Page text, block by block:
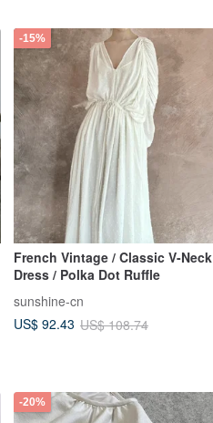
-15%
French Vintage / Classic V-Neck
Dress / Polka Dot Ruffle
sunshine-cn
US$ 92.43 US$ 108.74
-20%